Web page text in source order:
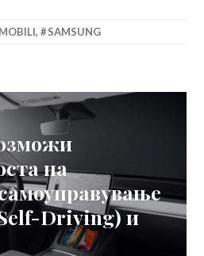
, SAMSUNG
на
Driving) и